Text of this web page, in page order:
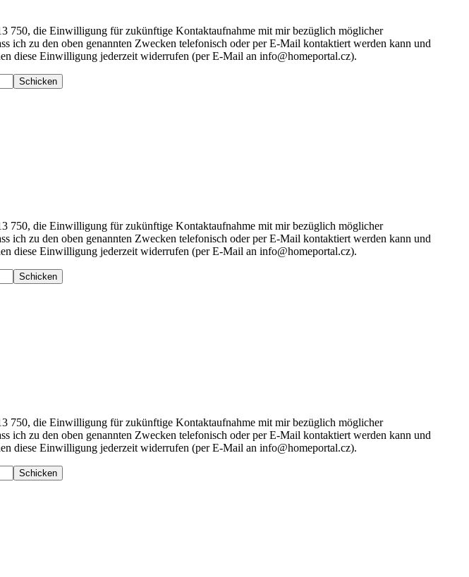
750, die Einwilligung für zukünftige Kontaktaufnahme mit mir bezüglich möglicher
ich zu den oben genannten Zwecken telefonisch oder per E-Mail kontaktiert werden kann und
diese Einwilligung jederzeit widerrufen (per E-Mail an info@homeportal.cz).
750, die Einwilligung für zukünftige Kontaktaufnahme mit mir bezüglich möglicher
ich zu den oben genannten Zwecken telefonisch oder per E-Mail kontaktiert werden kann und
diese Einwilligung jederzeit widerrufen (per E-Mail an info@homeportal.cz).
750, die Einwilligung für zukünftige Kontaktaufnahme mit mir bezüglich möglicher
ich zu den oben genannten Zwecken telefonisch oder per E-Mail kontaktiert werden kann und
diese Einwilligung jederzeit widerrufen (per E-Mail an info@homeportal.cz).